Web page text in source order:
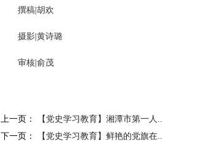
撰稿|胡欢
摄影|黄诗璐
审核|俞茂
上一页：
【党史学习教育】湘潭市第一人..
下一页：
【党史学习教育】鲜艳的党旗在..